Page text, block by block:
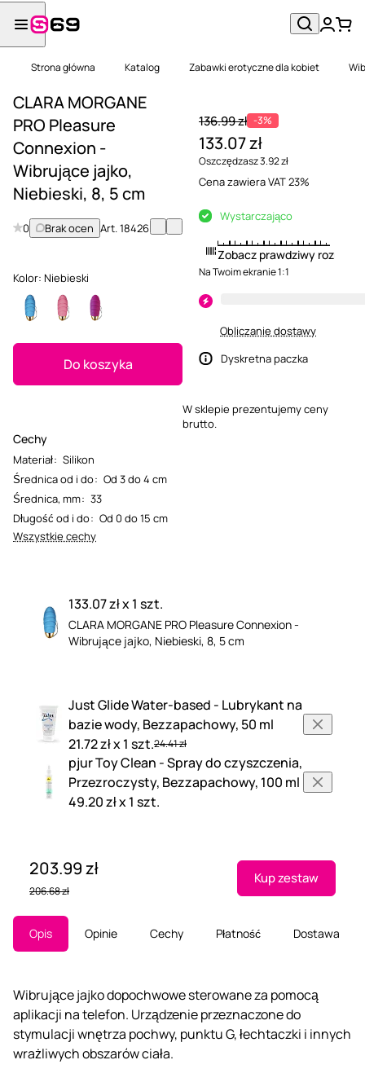
Strona główna Katalog Zabawki erotyczne dla kobiet
CLARA MORGANE
PRO Pleasure
Connexion -
Wibrujące jajko,
Niebieski, 8, 5 cm
0 Brak ocen Art.18426
Kolor: Niebieski
Do koszyka
Cechy
Materiał: Silikon
Średnica od i do: Od 3 do 4 cm
Średnica, mm: 33
Długość od i do: Od 0 do 15 cm
Wszystkie cechy
136.99 zł -3%
133.07 zł
Oszczędzasz 3.92 zł
Cena zawiera VAT 23%
Wystarczająco
Zobacz prawdziwy rozmiar
Na Twoim ekranie 1:1
Obliczanie dostawy
Dyskretna paczka
W sklepie prezentujemy ceny
brutto.
133.07 zł x 1 szt.
CLARA MORGANE PRO Pleasure Connexion -
Wibrujące jajko, Niebieski, 8, 5 cm
Just Glide Water-based - Lubrykant na
bazie wody, Bezzapachowy, 50 ml
21.72 zł x 1 szt.24.41 zł
pjur Toy Clean - Spray do czyszczenia,
Przezroczysty, Bezzapachowy, 100 ml
49.20 zł x 1 szt.
203.99 zł
206.68 zł
Kup zestaw
Opis Opinie Cechy Płatność Dostawa
Wibrujące jajko dopochwowe sterowane za pomocą
aplikacji na telefon. Urządzenie przeznaczone do
stymulacji wnętrza pochwy, punktu G, łechtaczki i innych
wrażliwych obszarów ciała.